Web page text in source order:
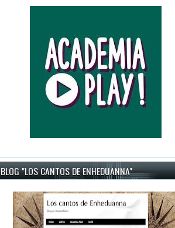
BLOG "LOS CANTOS DE ENHEDUANNA"